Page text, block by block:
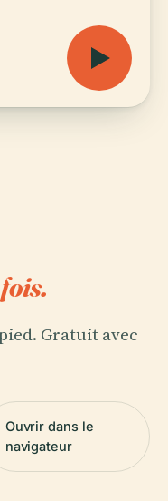
Gratuit avec
Ouvrir dans le
navigateur